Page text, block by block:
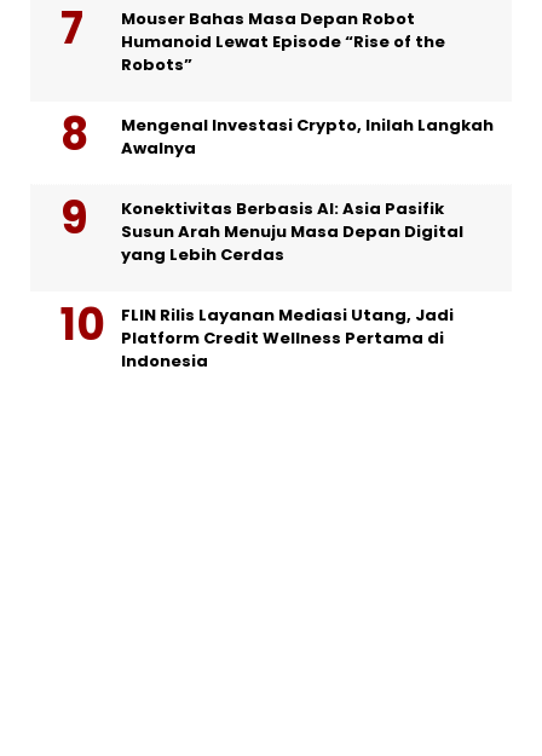
Mouser Bahas Masa Depan Robot
Humanoid Lewat Episode “Rise of the
Robots”
Mengenal Investasi Crypto, Inilah Langkah
Awalnya
Konektivitas Berbasis AI: Asia Pasifik
Susun Arah Menuju Masa Depan Digital
yang Lebih Cerdas
FLIN Rilis Layanan Mediasi Utang, Jadi
Platform Credit Wellness Pertama di
Indonesia